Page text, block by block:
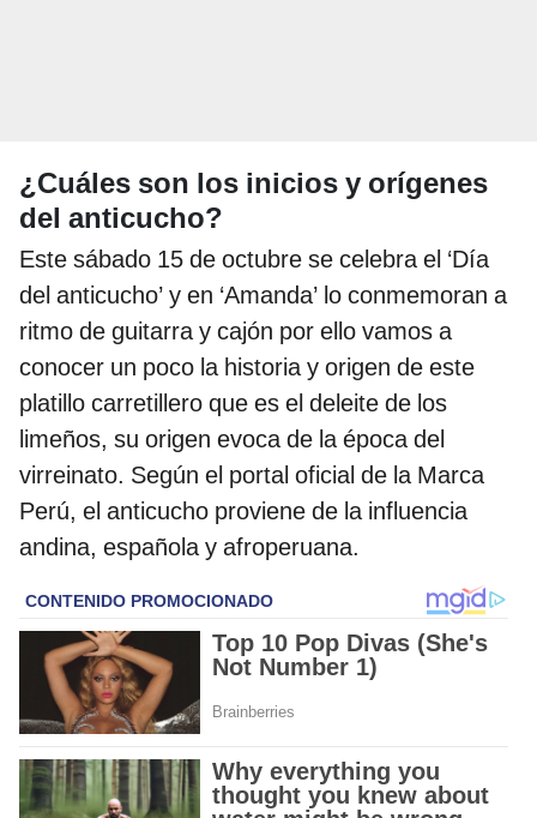
¿Cuáles son los inicios y orígenes
del anticucho?
Este sábado 15 de octubre se celebra el ‘Día
del anticucho’ y en ‘Amanda’ lo conmemoran a
ritmo de guitarra y cajón por ello vamos a
conocer un poco la historia y origen de este
platillo carretillero que es el deleite de los
limeños, su origen evoca de la época del
virreinato. Según el portal oficial de la Marca
Perú, el anticucho proviene de la influencia
andina, española y afroperuana.